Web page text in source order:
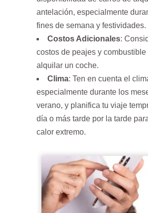
antelación, especialmente
fines de semana y festividades.
Costos Adicionales:
costos de peajes y
alquilar un coche.
Clima: Ten en cuenta el
especialmente durante los
verano, y planifica tu viaje
día o más tarde por la tarde
calor extremo.